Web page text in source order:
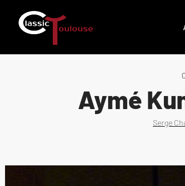
Aymé
Serge